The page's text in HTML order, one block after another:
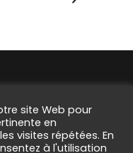
site Web pour
en
visites répétées. En
à l'utilisation